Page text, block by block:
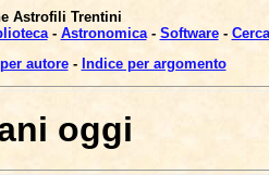
Astrofili Trentini
- Astronomica- Software- Cerca
autore- Indice per argomento
oggi